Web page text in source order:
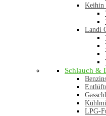
Keihin
Landi
Schlauch &
LPG-